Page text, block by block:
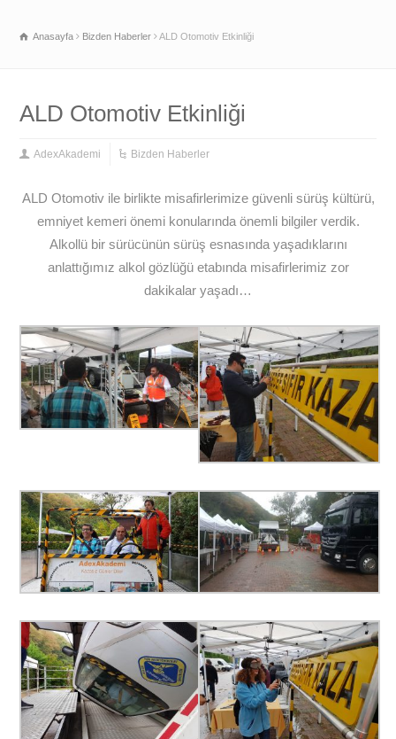
Anasayfa Bizden Haberler ALD Otomotiv Etkinliği
ALD Otomotiv Etkinliği
AdexAkademi Bizden Haberler
ALD Otomotiv ile birlikte misafirlerimize güvenli sürüş kültürü,
emniyet kemeri önemi konularında önemli bilgiler verdik.
Alkollü bir sürücünün sürüş esnasında yaşadıklarını
anlattığımız alkol gözlüğü etabında misafirlerimiz zor
dakikalar yaşadı…